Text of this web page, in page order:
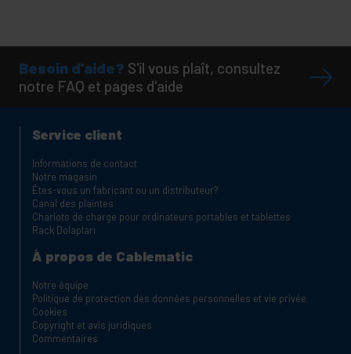
Besoin d'aide? S'il vous plaît, consultez
notre FAQ et pages d'aide
Service client
Informations de contact
Notre magasin
Êtes-vous un fabricant ou un distributeur?
Canal des plaintes
Chariots de charge pour ordinateurs portables et tablettes
Rack Dolapları
À propos de Cablematic
Notre équipe
Politique de protection des données personnelles et vie privée
Cookies
Copyright et avis juridiques
Commentaires